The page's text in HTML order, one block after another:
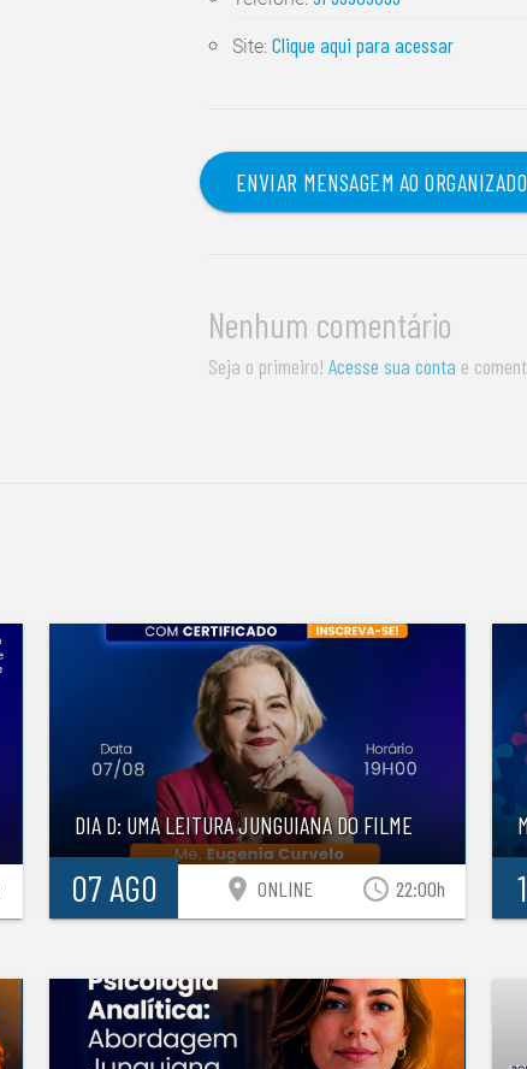
Site:Clique aqui para acessar
ENVIAR MENSAGEM AO
Nenhum comentário
Seja o primeiro!Acesse sua conta e
DIA D: UMA LEITURA JUNGUIANA DO FILME
07 AGO location_on ONLINE access_time 22:00h